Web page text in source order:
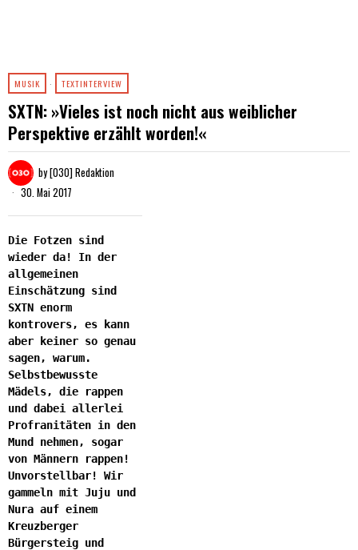
MUSIK · TEXTINTERVIEW
SXTN: »Vieles ist noch nicht aus weiblicher
Perspektive erzählt worden!«
by[030] Redaktion
30. Mai 2017
Die Fotzen sind
wieder da! In der
allgemeinen
Einschätzung sind
SXTN enorm
kontrovers, es kann
aber keiner so genau
sagen, warum.
Selbstbewusste
Mädels, die rappen
und dabei allerlei
Profranitäten in den
Mund nehmen, sogar
von Männern rappen!
Unvorstellbar! Wir
gammeln mit Juju und
Nura auf einem
Kreuzberger
Bürgersteig und